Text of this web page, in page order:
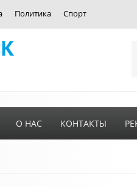
Политика Спорт
О НАС КОНТАКТЫ